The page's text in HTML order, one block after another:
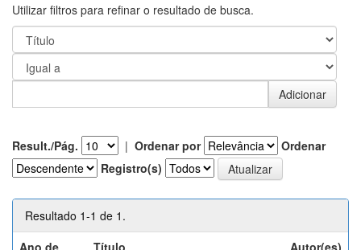
Utilizar filtros para refinar o resultado de busca.
Result./Pág. | Ordenar por
Ordenar
Registro(s)
Resultado 1-1 de 1.
Ano de
Título Autor(es)